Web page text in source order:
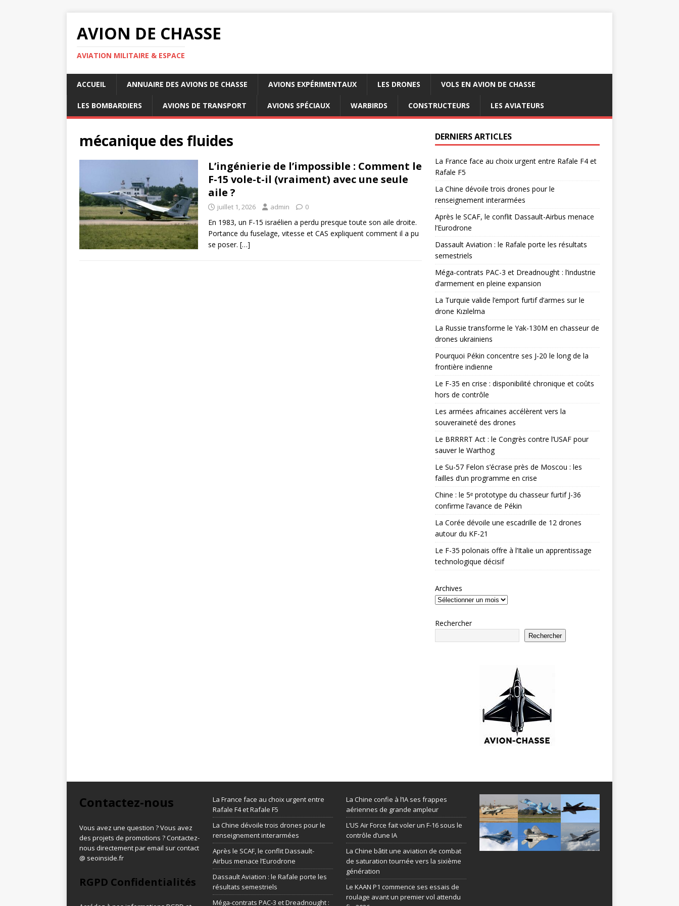
AVION DE CHASSE
AVIATION MILITAIRE & ESPACE
ACCUEIL ANNUAIRE DES AVIONS DE CHASSE AVIONS EXPÉRIMENTAUX LES DRONES VOLS EN AVION DE CHASSE
LES BOMBARDIERS AVIONS DE TRANSPORT AVIONS SPÉCIAUX WARBIRDS CONSTRUCTEURS LES AVIATEURS
mécanique des fluides
L’ingénierie de l’impossible : Comment le
F-15 vole-t-il (vraiment) avec une seule
aile ?
juillet 1, 2026 admin 0
En 1983, un F-15 israélien a perdu presque toute son aile droite.
Portance du fuselage, vitesse et CAS expliquent comment il a pu
se poser. […]
DERNIERS ARTICLES
La France face au choix urgent entre Rafale F4 et
Rafale F5
La Chine dévoile trois drones pour le
renseignement interarmées
Après le SCAF, le conflit Dassault-Airbus menace
l’Eurodrone
Dassault Aviation : le Rafale porte les résultats
semestriels
Méga-contrats PAC-3 et Dreadnought : l’industrie
d’armement en pleine expansion
La Turquie valide l’emport furtif d’armes sur le
drone Kızılelma
La Russie transforme le Yak-130M en chasseur de
drones ukrainiens
Pourquoi Pékin concentre ses J-20 le long de la
frontière indienne
Le F-35 en crise : disponibilité chronique et coûts
hors de contrôle
Les armées africaines accélèrent vers la
souveraineté des drones
Le BRRRRT Act : le Congrès contre l’USAF pour
sauver le Warthog
Le Su-57 Felon s’écrase près de Moscou : les
failles d’un programme en crise
Chine : le 5ᵉ prototype du chasseur furtif J-36
confirme l’avance de Pékin
La Corée dévoile une escadrille de 12 drones
autour du KF-21
Le F-35 polonais offre à l’Italie un apprentissage
technologique décisif
Archives
Rechercher
Rechercher
Contactez-nous
Vous avez une question ? Vous avez
des projets de promotions ? Contactez-
nous directement par email sur contact
@ seoinside.fr
RGPD Confidentialités
La France face au choix urgent entre
Rafale F4 et Rafale F5
La Chine dévoile trois drones pour le
renseignement interarmées
Après le SCAF, le conflit Dassault-
Airbus menace l’Eurodrone
Dassault Aviation : le Rafale porte les
résultats semestriels
Méga-contrats PAC-3 et Dreadnought :
La Chine confie à l’IA ses frappes
aériennes de grande ampleur
L’US Air Force fait voler un F-16 sous le
contrôle d’une IA
La Chine bâtit une aviation de combat
de saturation tournée vers la sixième
génération
Le KAAN P1 commence ses essais de
roulage avant un premier vol attendu